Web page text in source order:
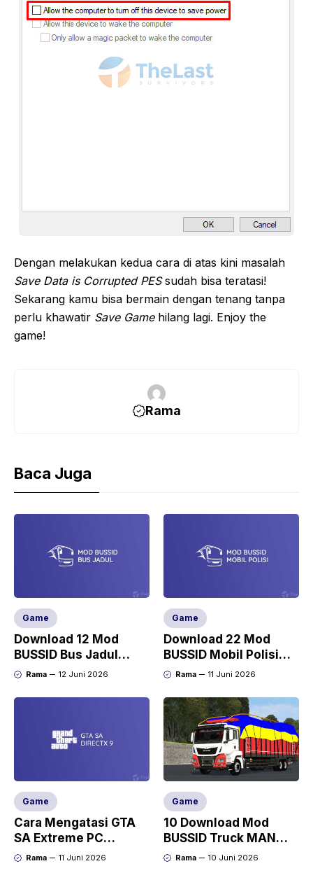
Dengan melakukan kedua cara di atas kini masalah
Save Data is Corrupted PESsudah bisa teratasi!
Sekarang kamu bisa bermain dengan tenang tanpa
perlu khawatir Save Gamehilang lagi. Enjoy the
game!
Rama
Baca Juga
Game
Download 12 Mod
BUSSID Bus Jadul
(Lawas, Kotor,
Rama 12 Juni 2026
Game
Download 22 Mod
BUSSID Mobil Polisi
Full Anim Terbaru
Rama 11 Juni 2026
Game
Cara Mengatasi GTA
SA Extreme PC
DirectX Version 9.0
Rama 11 Juni 2026
Game
10 Download Mod
BUSSID Truck MAN
(Tronton, Dolly, TGX)
Rama 10 Juni 2026